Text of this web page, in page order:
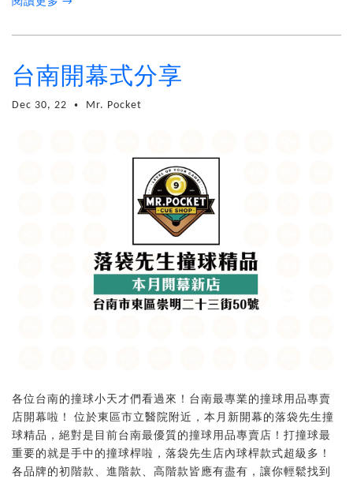
台南開幕式分享
Dec 30, 22 • Mr. Pocket
各位台南的撞球小天才們看過來！台南最專業的撞球用品專賣
店開幕啦！ 位於東區市立醫院附近，本月新開幕的落袋先生撞
球精品，絕對是目前台南最優質的撞球用品專賣店！打撞球最
重要的就是手中的撞球桿啦，落袋先生店內球桿款式超級多！
各品牌的初階款、進階款、高階款皆應有盡有，讓你輕鬆找到